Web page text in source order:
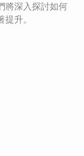
將深入探討如何
升。